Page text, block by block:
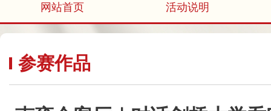
网站首页 活动说明
参赛作品